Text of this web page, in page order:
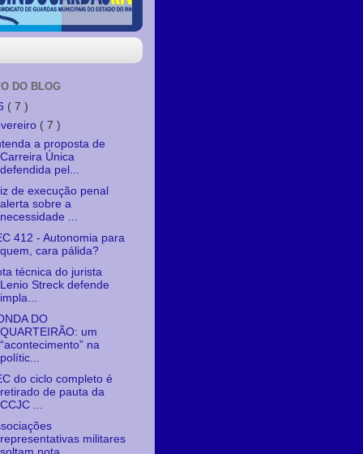
DO BLOG
( 7 )
( 7 )
a proposta de
Carreira Única
defendida pel...
de execução penal
alerta sobre a
necessidade ...
412 - Autonomia para
quem, cara pálida?
técnica do jurista
Lenio Streck defende
impla...
DO
QUARTEIRÃO: um
“acontecimento” na
polític...
do ciclo completo é
retirado de pauta da
CCJC ...
representativas militares